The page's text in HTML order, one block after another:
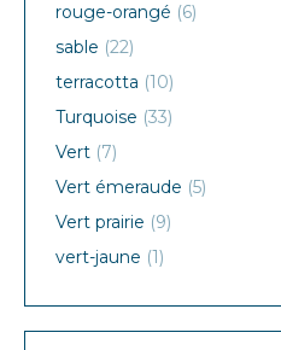
rouge-orangé (6)
sable (22)
terracotta (10)
Turquoise (33)
Vert (7)
Vert émeraude (5)
Vert prairie (9)
vert-jaune (1)